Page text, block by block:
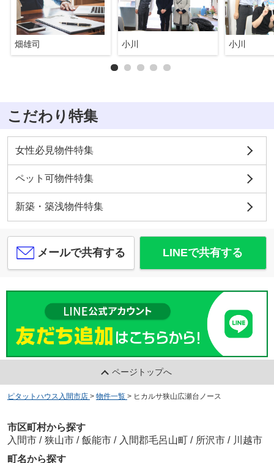
畑雄司 小川 小川
こだわり特集
女性必見物件特集
ペット可物件特集
新築・築浅物件特集
メールで共有する LINEで共有する
ページトップへ
ピタットハウス入間市店 > 物件一覧 > ヒカルサ狭山広瀬台ノース
市区町村から探す
入間市 / 狭山市 / 飯能市 / 入間郡毛呂山町 / 所沢市 / 川越市
町名から探す